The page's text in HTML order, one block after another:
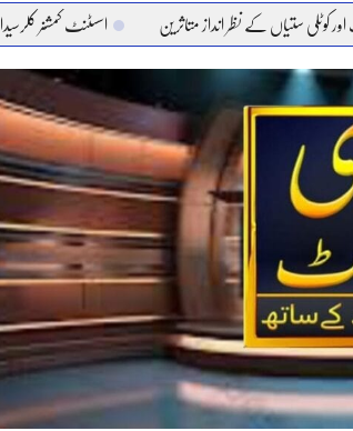
ستیاں کے نظر انداز متاثرین اسسٹنٹ کمشنر کلرسیداں